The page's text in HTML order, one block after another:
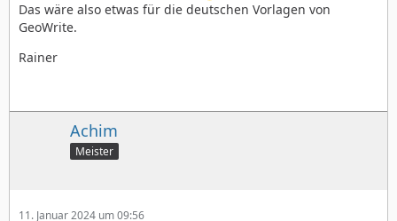
Das wäre also etwas für die deutschen Vorlagen von
GeoWrite.
Rainer
Achim
Meister
11. Januar 2024 um 09:56